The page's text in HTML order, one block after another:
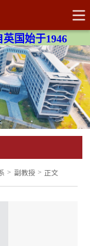
国始于1946
> 副教授 > 正文